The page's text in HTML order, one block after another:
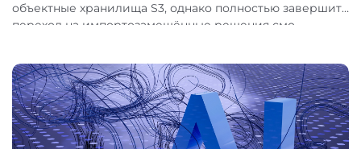
объектные хранилища S3, однако полностью завершить
переход на импортозамещённые решения смо...